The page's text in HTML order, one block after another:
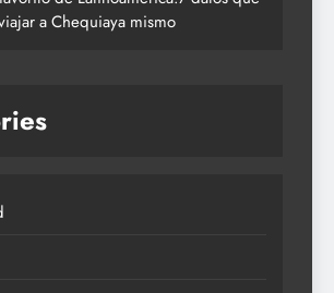
a Chequiaya mismo